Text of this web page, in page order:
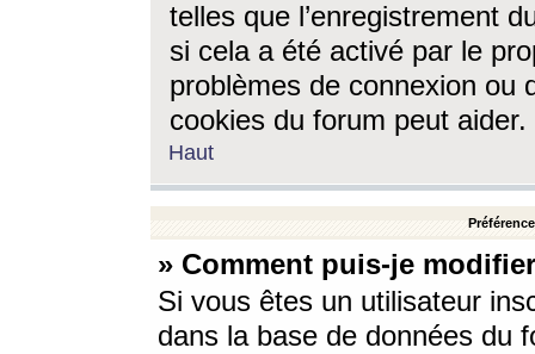
telles que l’enregistrement
si cela a été activé par le
problèmes de connexion ou
cookies du forum peut aider.
Haut
» Comment puis-je
Si vous êtes un utilisateur
dans la base de données du